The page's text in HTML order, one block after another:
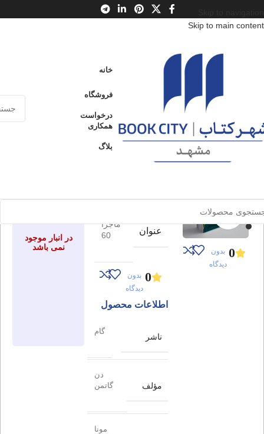
Skip to main content
خانه
فروشگاه
درخواست
همکاری
بلاگ
محصولات / کتاب کودک و نوجوان
برای بزرگنمایی کلیک کنید
0 بدون
دیدگاه
جشن فارغ
عنوان
مدرسه
ماجرا
60
0 بدون
دیدگاه
اطلاعات محصول
ناشر
گام
مؤلف
دن
گاتمن
مونا
کارت‌های عضو
در انبار موجود
نمی باشد